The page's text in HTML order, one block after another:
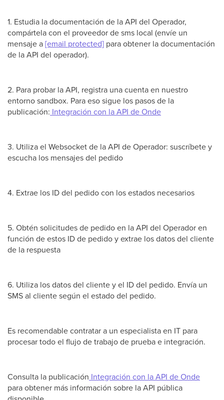
1. Estudia la documentación de la API del Operador,
compártela con el proveedor de sms local (envíe un
mensaje a[email protected] para obtener la documentación
de la API del operador).
2. Para probar la API, registra una cuenta en nuestro
entorno sandbox. Para eso sigue los pasos de la
publicación: Integración con la API de Onde
3. Utiliza el Websocket de la API de Operador: suscríbete y
escucha los mensajes del pedido
4. Extrae los ID del pedido con los estados necesarios
5. Obtén solicitudes de pedido en la API del Operador en
función de estos ID de pedido y extrae los datos del cliente
de la respuesta
6. Utiliza los datos del cliente y el ID del pedido. Envía un
SMS al cliente según el estado del pedido.
Es recomendable contratar a un especialista en IT para
procesar todo el flujo de trabajo de prueba e integración.
Consulta la publicación Integración con la API de Onde
para obtener más información sobre la API pública